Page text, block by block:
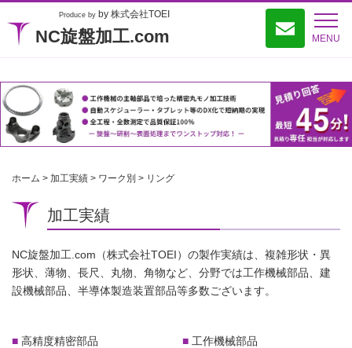
MENU
Produce by by 株式会社TOEI
NC旋盤加工.com
ホーム > 加工実績 > ワーク別 > リング
加工実績
NC旋盤加工.com（株式会社TOEI）の製作実績は、複雑形状・異
形状、薄物、長尺、丸物、角物など、分野では工作機械部品、建
設機械部品、半導体製造装置部品等多数ございます。
高精度精密部品
工作機械部品